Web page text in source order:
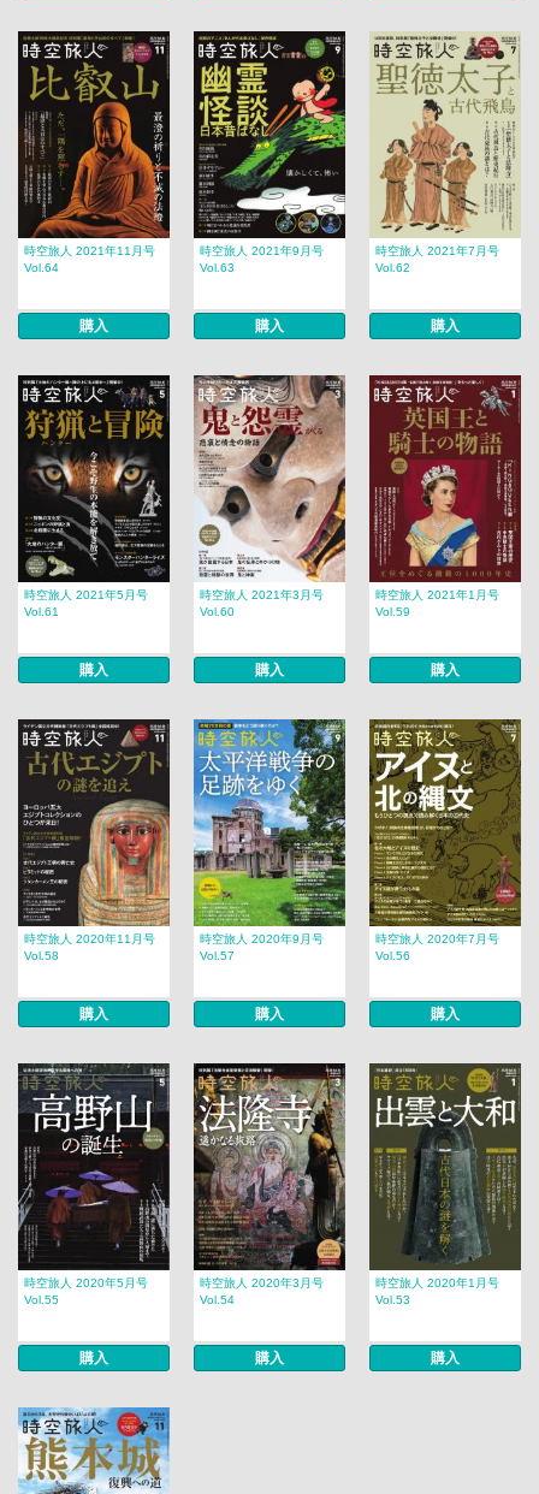
時空旅人 2021年11月号
Vol.64
購入
時空旅人 2021年9月号
Vol.63
購入
時空旅人 2021年7月号
Vol.62
購入
時空旅人 2021年5月号
Vol.61
購入
時空旅人 2021年3月号
Vol.60
購入
時空旅人 2021年1月号
Vol.59
購入
時空旅人 2020年11月号
Vol.58
購入
時空旅人 2020年9月号
Vol.57
購入
時空旅人 2020年7月号
Vol.56
購入
時空旅人 2020年5月号
Vol.55
購入
時空旅人 2020年3月号
Vol.54
購入
時空旅人 2020年1月号
Vol.53
購入